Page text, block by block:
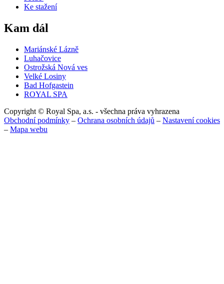
Ke stažení
Kam dál
Mariánské Lázně
Luhačovice
Ostrožská Nová ves
Velké Losiny
Bad Hofgastein
ROYAL SPA
Copyright © Royal Spa, a.s. - všechna práva vyhrazena
Obchodní podmínky – Ochrana osobních údajů – Nastavení cookies
– Mapa webu